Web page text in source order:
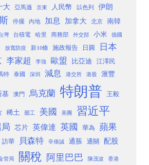
大 亞馬遜 京東 人民幣 以色列 伊朗
停擺 內地 加息 加拿大 北京
南韓
灣 台積電 哈里 商務部 外交部 小米 德國
放寬防疫 新10條 施政報告 日圓 日本
李家超 李強 歐盟 比亞迪 江澤民
特 泰國 深圳 減息 港交所 港股 滙豐
基 澳門 烏克蘭 特朗普 王毅
稀土 罷工 美國 美團 習近平
芯片 英偉達 英國 華為 蘋果
訪華 貝森特 辛偉誠 通脹 通關 配股
管局 關稅 阿里巴巴 陳茂波 香港